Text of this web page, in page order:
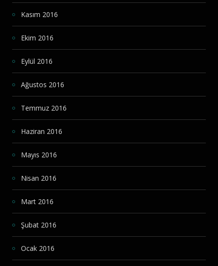
Kasım 2016
Ekim 2016
Eylül 2016
Ağustos 2016
Temmuz 2016
Haziran 2016
Mayıs 2016
Nisan 2016
Mart 2016
Şubat 2016
Ocak 2016